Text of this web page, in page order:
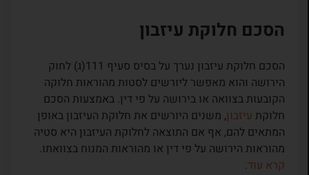
הסכם חלוקת עיזבון
הסכם חלוקת עיזבון נערך על בסיס סעיף 111(ג) לחוק
הירושה והוא מאפשר ליורשים לסטות מהוראות חלוקה
הקובעות בצוואה או בירושה על פי דין. באמצעות הסכם
חלוקת עיזבון, משנים היורשים את חלוקת העיזבון באופן
המתאים להם, אף אם התוצאה לחלוקת העיזבון היא סטיה
מהוראות הירושה על פי דין או מהוראות המנוח בצוואתו.
קרא עוד.